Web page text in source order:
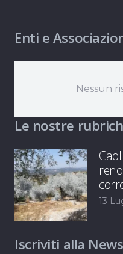
Enti e
Nessun
Le nostre
13
Iscriviti alla